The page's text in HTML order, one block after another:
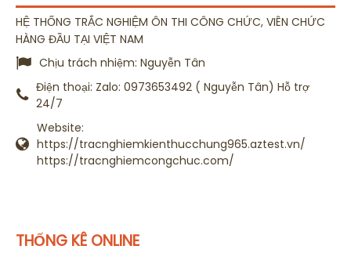
HỆ THỐNG TRẮC NGHIỆM ÔN THI CÔNG CHỨC, VIÊN CHỨC
HÀNG ĐẦU TẠI VIỆT NAM
Chịu trách nhiệm: Nguyễn Tân
Điện thoại: Zalo: 0973653492 ( Nguyễn Tân) Hỗ trợ
24/7
Website:
https://tracnghiemkienthucchung965.aztest.vn/
https://tracnghiemcongchuc.com/
THỐNG KÊ ONLINE